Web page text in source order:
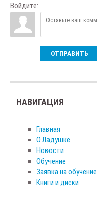
Войдите:
ОТПРАВИТЬ
НАВИГАЦИЯ
Главная
О Ладушке
Новости
Обучение
Заявка на обучение
Книги и диски